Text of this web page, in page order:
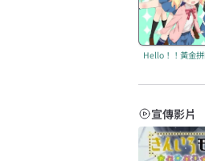
Hello！！黃金
宣傳影片